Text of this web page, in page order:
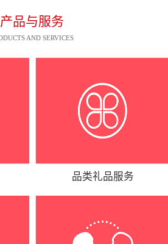
产品与服务
AND SERVICES
品类礼品服务